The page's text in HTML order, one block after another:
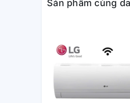
Sản phẩm cùng